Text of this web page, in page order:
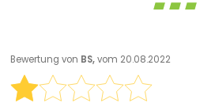
Bewertung von BS,vom 20.08.2022